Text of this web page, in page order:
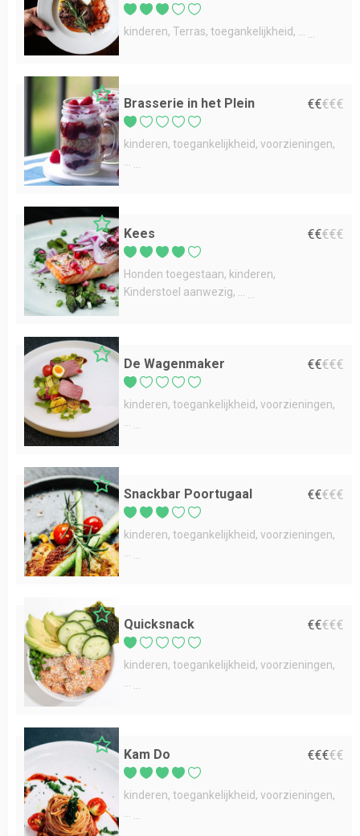
kinderen Terras toegankelijkheid
Brasserie in het Plein €€€€€
kinderen toegankelijkheid voorzieningen
Kees €€€€€
Honden toegestaan kinderen
Kinderstoel aanwezig
De Wagenmaker €€€€€
kinderen toegankelijkheid voorzieningen
Snackbar Poortugaal €€€€€
kinderen toegankelijkheid voorzieningen
Quicksnack €€€€€
kinderen toegankelijkheid voorzieningen
Kam Do €€€€€
kinderen toegankelijkheid voorzieningen